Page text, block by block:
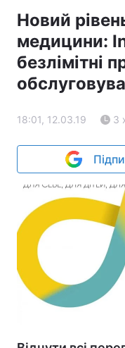
Новий
медицини:
безлімітні
18:01, 12.03.19 3